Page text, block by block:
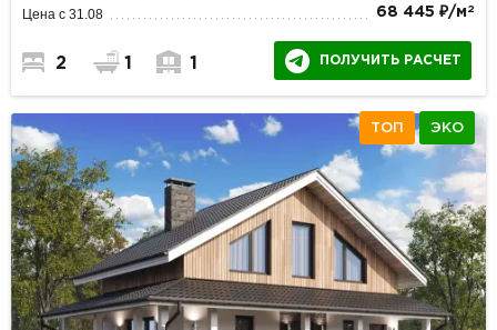
Цена с 31.08 68 445 ₽/м 2
2 1 1 ПОЛУЧИТЬ РАСЧЕТ
ТОП ЭКО